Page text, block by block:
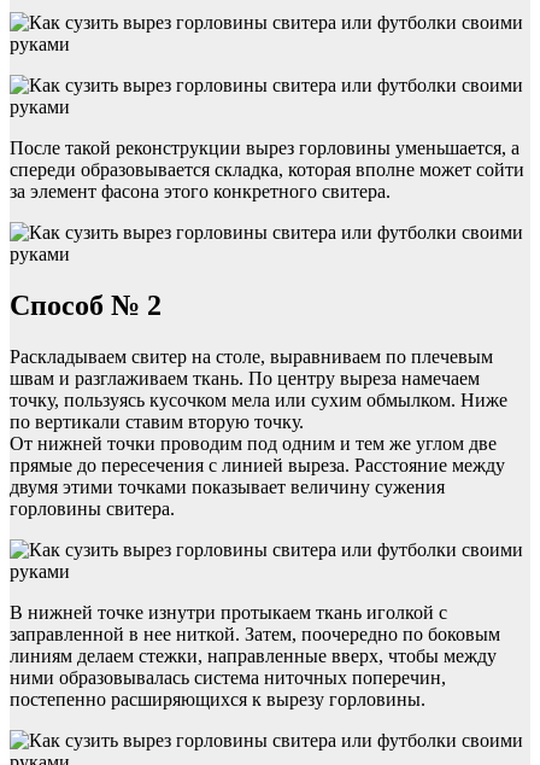
После такой реконструкции вырез горловины уменьшается, а
спереди образовывается складка, которая вполне может сойти
за элемент фасона этого конкретного свитера.
Способ № 2
Раскладываем свитер на столе, выравниваем по плечевым
швам и разглаживаем ткань. По центру выреза намечаем
точку, пользуясь кусочком мела или сухим обмылком. Ниже
по вертикали ставим вторую точку.
От нижней точки проводим под одним и тем же углом две
прямые до пересечения с линией выреза. Расстояние между
двумя этими точками показывает величину сужения
горловины свитера.
В нижней точке изнутри протыкаем ткань иголкой с
заправленной в нее ниткой. Затем, поочередно по боковым
линиям делаем стежки, направленные вверх, чтобы между
ними образовывалась система ниточных поперечин,
постепенно расширяющихся к вырезу горловины.